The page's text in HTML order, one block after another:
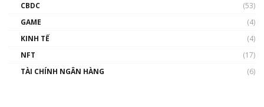
CBDC
(53)
GAME
(4)
KINH TẾ
(4)
NFT
(17)
TÀI CHÍNH NGÂN HÀNG
(6)